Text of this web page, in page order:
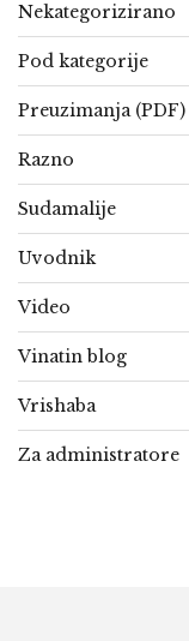
Nekategorizirano
Pod kategorije
Preuzimanja (PDF)
Razno
Sudamalije
Uvodnik
Video
Vinatin blog
Vrishaba
Za administratore